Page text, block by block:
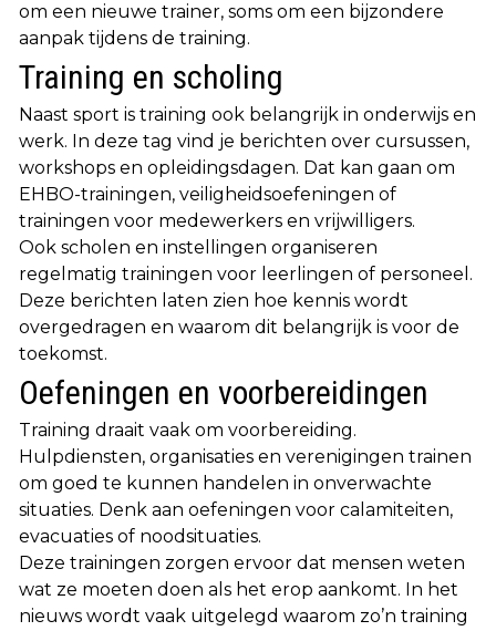
om een nieuwe trainer, soms om een bijzondere
aanpak tijdens de training.
Training en scholing
Naast sport is training ook belangrijk in onderwijs en
werk. In deze tag vind je berichten over cursussen,
workshops en opleidingsdagen. Dat kan gaan om
EHBO-trainingen, veiligheidsoefeningen of
trainingen voor medewerkers en vrijwilligers.
Ook scholen en instellingen organiseren
regelmatig trainingen voor leerlingen of personeel.
Deze berichten laten zien hoe kennis wordt
overgedragen en waarom dit belangrijk is voor de
toekomst.
Oefeningen en voorbereidingen
Training draait vaak om voorbereiding.
Hulpdiensten, organisaties en verenigingen trainen
om goed te kunnen handelen in onverwachte
situaties. Denk aan oefeningen voor calamiteiten,
evacuaties of noodsituaties.
Deze trainingen zorgen ervoor dat mensen weten
wat ze moeten doen als het erop aankomt. In het
nieuws wordt vaak uitgelegd waarom zo’n training